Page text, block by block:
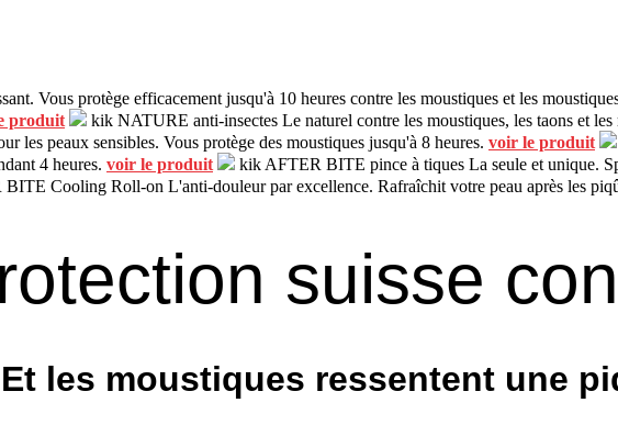
Vous protège efficacement jusqu'à 10 heures contre les moustiques et les
produit kik NATURE anti-insectes Le naturel contre les moustiques, les taons et
les peaux sensibles. Vous protège des moustiques jusqu'à 8 heures. voir le produit
4 heures. voir le produit kik AFTER BITE pince à tiques La seule et unique.
BITE Cooling Roll-on L'anti-douleur par excellence. Rafraîchit votre peau après les
suisse
Et les moustiques ressentent une